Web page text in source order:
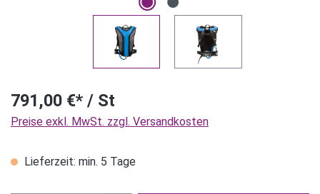
791,00 €* / St
Preise exkl. MwSt. zzgl. Versandkosten
Lieferzeit: min. 5 Tage